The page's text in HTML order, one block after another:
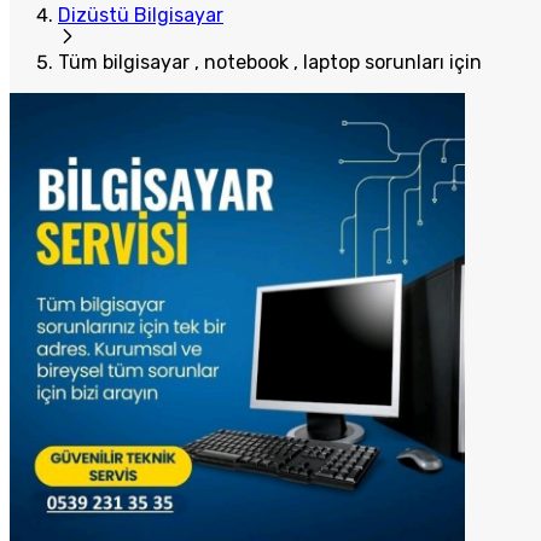
Dizüstü Bilgisayar
Tüm bilgisayar , notebook , laptop sorunları için